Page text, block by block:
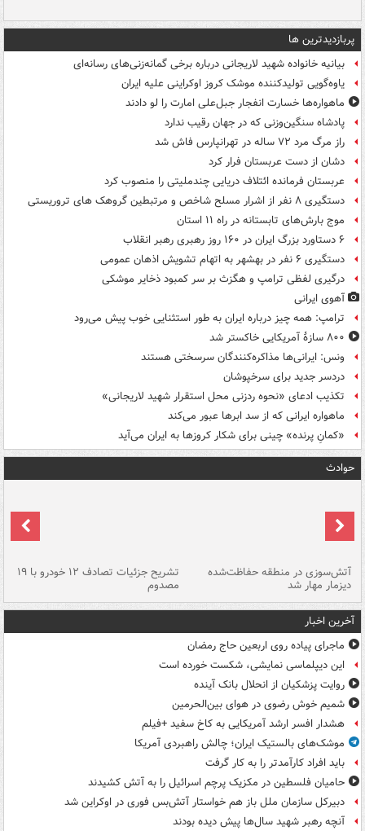
پربازدیدترین ها
بیانیه خانواده شهید لاریجانی درباره برخی گمانه‌زنی‌های رسانه‌ای
یاوه‌گویی تولیدکننده موشک کروز اوکراینی علیه ایران
ماهواره‌ها خسارت انفجار جبل‌علی امارت را لو دادند
پادشاه سنگین‌وزنی که در جهان رقیب ندارد
راز مرگ مرد ۷۲ ساله در تهرانپارس فاش شد
دشان از دست عربستان فرار کرد
عربستان فرمانده ائتلاف دریایی چندملیتی را منصوب کرد
دستگیری ۸ نفر از اشرار مسلح شاخص و مرتبطین گروهک های تروریستی
موج بارش‌های تابستانه در راه ۱۱ استان
۶ دستاورد بزرگ ایران در ۱۶۰ روز رهبری رهبر انقلاب
دستگیری ۶ نفر در بهشهر به اتهام تشویش اذهان عمومی
درگیری لفظی ترامپ و هگزث بر سر کمبود ذخایر موشکی
آهوی ایرانی
ترامپ: همه چیز درباره ایران به طور استثنایی خوب پیش می‌رود
۸۰۰ سازۀ آمریکایی خاکستر شد
ونس: ایرانی‌ها مذاکره‌کنندگان سرسختی هستند
دردسر جدید برای سرخپوشان
تکذیب ادعای «نحوه ردزنی محل استقرار شهید لاریجانی»
ماهواره ایرانی که از سد ابرها عبور می‌کند
«کمانِ پرنده» چینی برای شکار کروزها به ایران می‌آید
حوادث
آتش‌سوزی در منطقه حفاظت‌شده
دیزمار مهار شد
تشریح جزئیات تصادف ۱۲ خودرو با ۱۹
مصدوم
آخرین اخبار
ماجرای پیاده روی اربعین حاج رمضان
این دیپلماسی نمایشی، شکست خورده است
روایت پزشکیان از انحلال بانک آینده
شمیم خوش رضوی در هوای بین‌الحرمین
هشدار افسر ارشد آمریکایی به کاخ سفید +فیلم
موشک‌های بالستیک ایران؛ چالش راهبردی آمریکا
باید افراد کارآمدتر را به کار گرفت
حامیان فلسطین در مکزیک پرچم اسرائیل را به آتش کشیدند
دبیرکل سازمان ملل باز هم خواستار آتش‌بس فوری در اوکراین شد
آنچه رهبر شهید سال‌ها پیش دیده بودند